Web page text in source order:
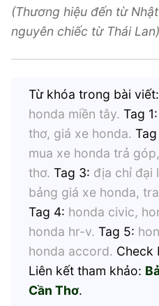
(Thương hiệu đến từ
nguyên chiếc từ Thái
Từ khóa trong bài viết:
honda miền tây. Tag 1:
thơ, giá xe honda.
mua xe honda trả
thơ. Tag 3: địa chỉ đại
bảng giá xe honda,
Tag 4: honda civic,
honda hr-v. Tag 5:
honda accord. Check
Liên kết tham khảo:
Cần Thơ.